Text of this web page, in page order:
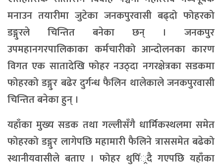
मनाउन तयारीमा जुटेका जनकपुरवासी बढ्दो फोहरको
डङ्गुरले चिन्तित बनेका छन् । जनकपुर
उपमहानगरपालिकाका कर्मचारीको आन्दोलनका कारण
विगत एक सातादेखि फोहर नउठ्दा नगरक्षेत्रका सडकमा
फोहरको डङ्गुर बढेर दुर्गन्ध फैलिन थालेकाले जनकपुरवासी
चिन्तित बनेका हुन् ।
यहाँका मुख्य सडक तथा गल्लीसँगै धार्मिकस्थलमा समेत
फोहरको डङ्गुर लागेपछि महामारी फैलिने त्राससमेत बढेको
स्थानीयवासीले बताए । फोहर थुपिँ्रदै गएपछि यहाँका